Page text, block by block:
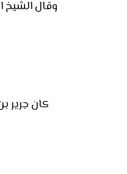
وقال الشيخ
كان جرير